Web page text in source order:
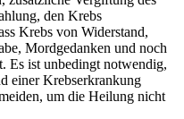
den Krebs
Krebs von Widerstand,
Mordgedanken und noch
Es ist unbedingt notwendig,
einer Krebserkrankung
um die Heilung nicht